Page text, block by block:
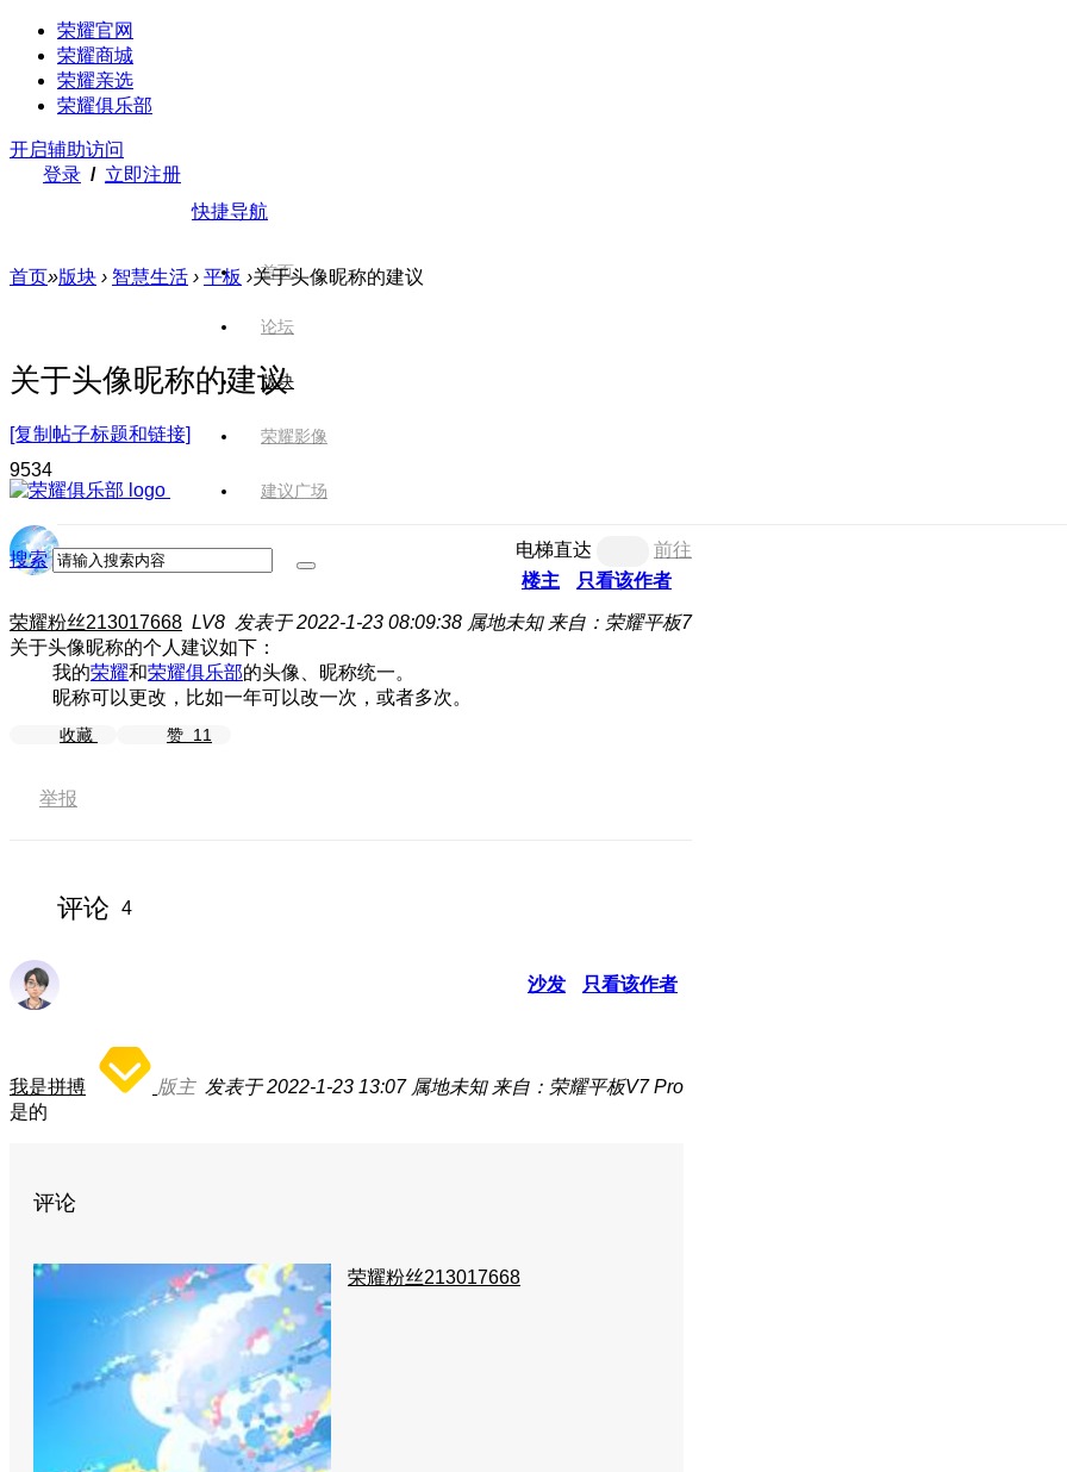
荣耀官网
荣耀商城
荣耀亲选
荣耀俱乐部
开启辅助访问
登录 / 立即注册
快捷导航
首页
论坛
版块
荣耀影像
建议广场
搜索
首页»版块 › 智慧生活 › 平板 ›关于头像昵称的建议
关于头像昵称的建议
[复制帖子标题和链接]
9534
电梯直达
前往
楼主
只看该作者
荣耀粉丝213017668 LV8 发表于 2022-1-23 08:09:38 属地未知 来自：荣耀平板7
关于头像昵称的个人建议如下：
我的荣耀和荣耀俱乐部的头像、昵称统一。
昵称可以更改，比如一年可以改一次，或者多次。
收藏 赞 11
举报
评论 4
沙发 只看该作者
我是拼搏 版主 发表于 2022-1-23 13:07 属地未知 来自：荣耀平板V7 Pro
是的
评论
荣耀粉丝213017668